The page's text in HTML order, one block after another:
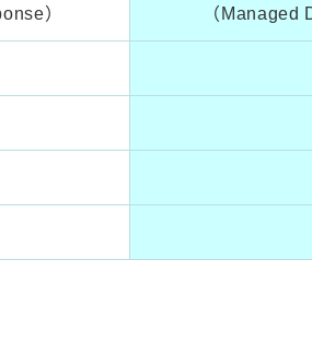
）
（Managed